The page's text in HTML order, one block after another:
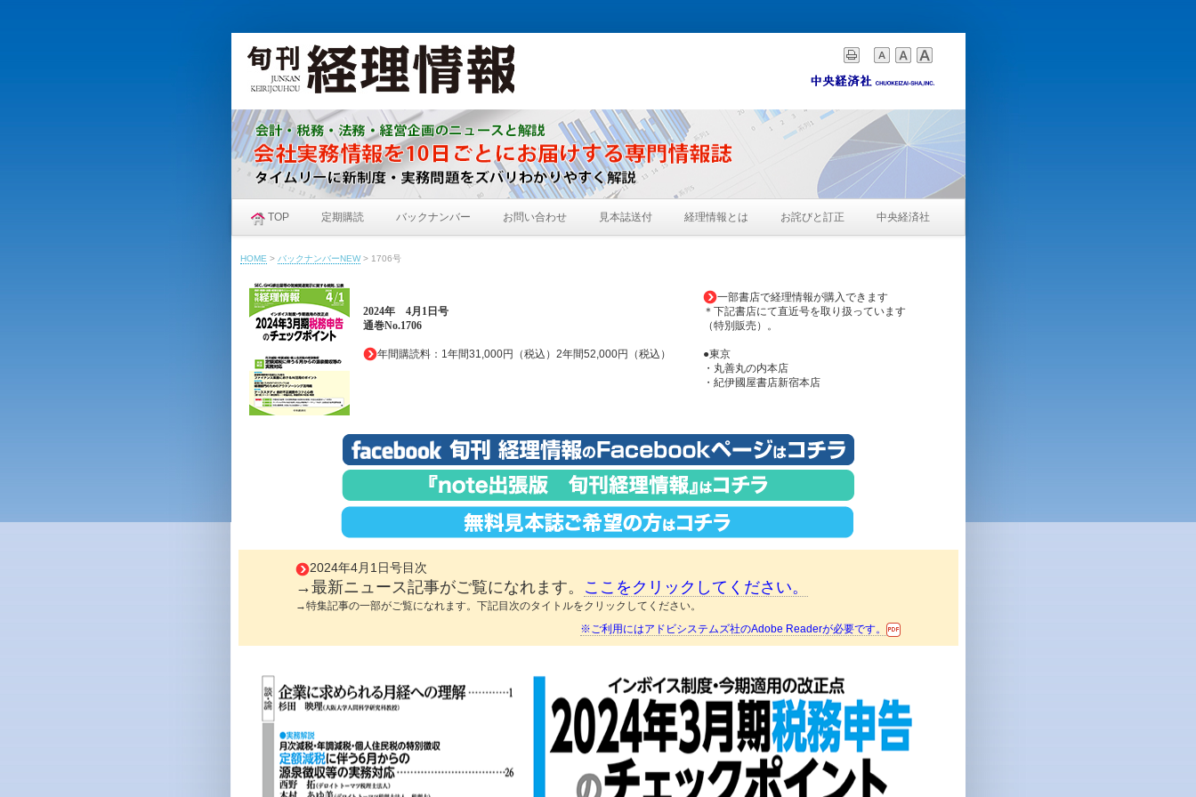
TOP 定期購読 バックナンバー お問い合わせ 見本誌送付 経理情報とは お詫びと訂正 中央経済社
HOME > バックナンバーNEW> 1706号
2024年 4月1日 号
通巻No.1706
年間購読料：1年間31,000円（税込）2年間52,000円（税込）
一部書店で経理情報が購入できます
＊下記書店にて直近号を取り扱っています
（特別販売）。
●東京
・丸善丸の内本店
・紀伊國屋書店新宿本店
2024年4月1日号目次
→最新ニュース記事がご覧になれます。 ここをクリックしてください。
→特集記事の一部がご覧になれます。下記目次のタイトルをクリックしてください。
※ご利用にはアドビシステムズ社のAdobe Readerが必要です。